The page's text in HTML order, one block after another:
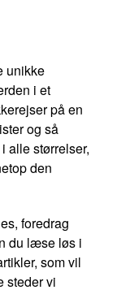
unikke
i et
på en
og så
alle størrelser,
den
foredrag
du læse løs i
som vil
steder vi